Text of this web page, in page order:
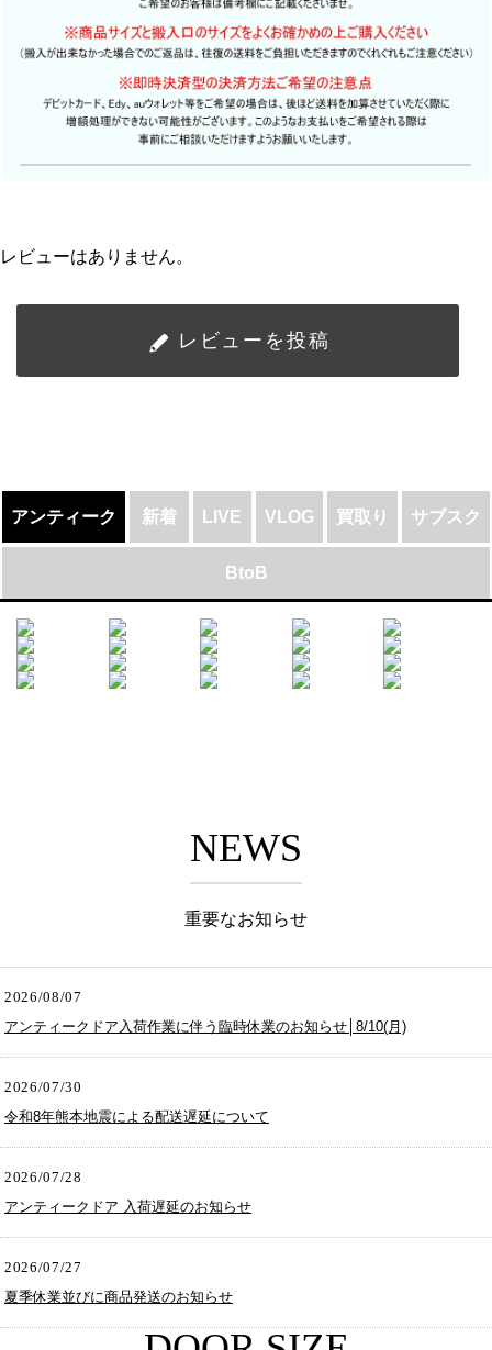
レビューはありません。
レビューを投稿
アンティーク 新着 LIVE VLOG 買取り サブスク
BtoB
NEWS
重要なお知らせ
2026/08/07
アンティークドア入荷作業に伴う臨時休業のお知らせ│8/10(月)
2026/07/30
令和8年熊本地震による配送遅延について
2026/07/28
アンティークドア 入荷遅延のお知らせ
2026/07/27
夏季休業並びに商品発送のお知らせ